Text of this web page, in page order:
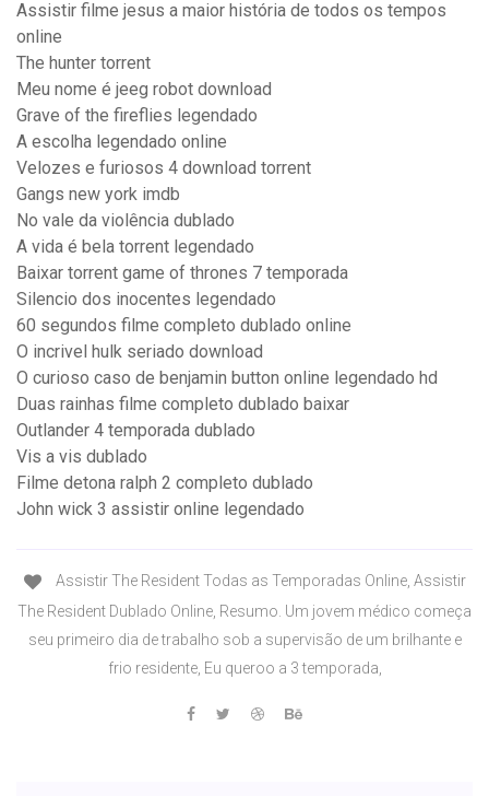
Assistir filme jesus a maior história de todos os tempos
online
The hunter torrent
Meu nome é jeeg robot download
Grave of the fireflies legendado
A escolha legendado online
Velozes e furiosos 4 download torrent
Gangs new york imdb
No vale da violência dublado
A vida é bela torrent legendado
Baixar torrent game of thrones 7 temporada
Silencio dos inocentes legendado
60 segundos filme completo dublado online
O incrivel hulk seriado download
O curioso caso de benjamin button online legendado hd
Duas rainhas filme completo dublado baixar
Outlander 4 temporada dublado
Vis a vis dublado
Filme detona ralph 2 completo dublado
John wick 3 assistir online legendado
Assistir The Resident Todas as Temporadas Online, Assistir
The Resident Dublado Online, Resumo. Um jovem médico começa
seu primeiro dia de trabalho sob a supervisão de um brilhante e
frio residente, Eu queroo a 3 temporada,